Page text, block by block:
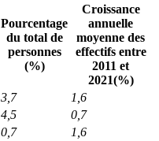
Pourcentage
du total de
personnes
(%)
Croissance
annuelle
moyenne des
effectifs entre
2011 et
2021(%)
3,7
1,6
4,5
0,7
0,7
1,6